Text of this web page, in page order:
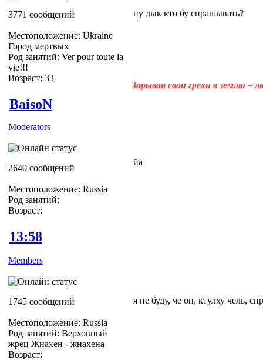
3771 сообщений
Местоположение: Ukraine
Город мертвых
Род занятий: Ver pour toute la
vie!!!
Возраст: 33
ну дык кто бу спрашывать?
Зарывая свои грехи в землю –
BaisoN
Moderators
2640 сообщений
Местоположение: Russia
Род занятий:
Возраст:
йа
13:58
Members
1745 сообщений
Местоположение: Russia
Род занятий: Верховный
жрец Жнахен - жнахена
Возраст:
я не буду, че он, ктулху чель,